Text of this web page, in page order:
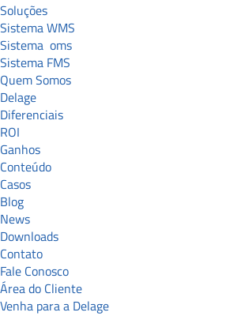
Soluções
Sistema WMS
Sistema oms
Sistema FMS
Quem Somos
Delage
Diferenciais
ROI
Ganhos
Conteúdo
Casos
Blog
News
Downloads
Contato
Fale Conosco
Área do Cliente
Venha para a Delage